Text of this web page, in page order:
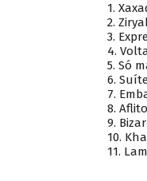
1.
2.
3.
4.
5. Só
6.
7.
8.
9.
10.
11.